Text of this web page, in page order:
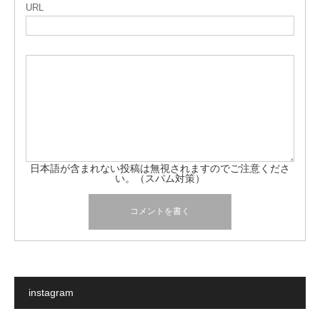
URL
日本語が含まれない投稿は無視されますのでご注意くださ
い。（スパム対策）
instagram